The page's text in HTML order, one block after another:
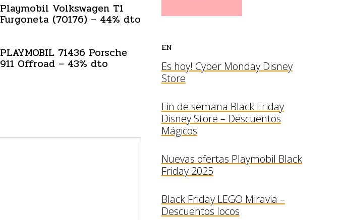
Playmobil Volkswagen T1
Furgoneta (70176) – 44% dto
PLAYMOBIL 71436 Porsche
911 Offroad – 43% dto
EN
Es hoy! Cyber Monday Disney
Store
Fin de semana Black Friday
Disney Store – Descuentos
Mágicos
Nuevas ofertas Playmobil Black
Friday 2025
Black Friday LEGO Miravia –
Descuentos locos